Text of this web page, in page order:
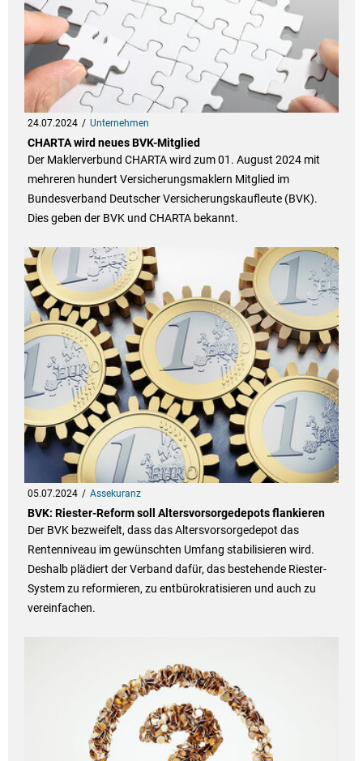
24.07.2024 Unternehmen
CHARTA wird neues BVK-Mitglied
Der Maklerverbund CHARTA wird zum 01. August 2024 mit
mehreren hundert Versicherungsmaklern Mitglied im
Bundesverband Deutscher Versicherungskaufleute (BVK).
Dies geben der BVK und CHARTA bekannt.
05.07.2024 Assekuranz
BVK: Riester-Reform soll Altersvorsorgedepots flankieren
Der BVK bezweifelt, dass das Altersvorsorgedepot das
Rentenniveau im gewünschten Umfang stabilisieren wird.
Deshalb plädiert der Verband dafür, das bestehende Riester-
System zu reformieren, zu entbürokratisieren und auch zu
vereinfachen.